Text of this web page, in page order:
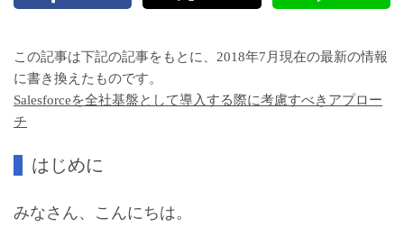
この記事は下記の記事をもとに、2018年7月現在の最新の情報
に書き換えたものです。
Salesforceを全社基盤として導入する際に考慮すべきアプロー
チ
はじめに
みなさん、こんにちは。